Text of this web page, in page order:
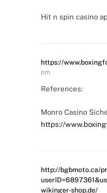
Hit n spin casino
https://
pm
References:
Monro Casino
https://
http://bgbmoto.ca/
wikinger-shop.de/